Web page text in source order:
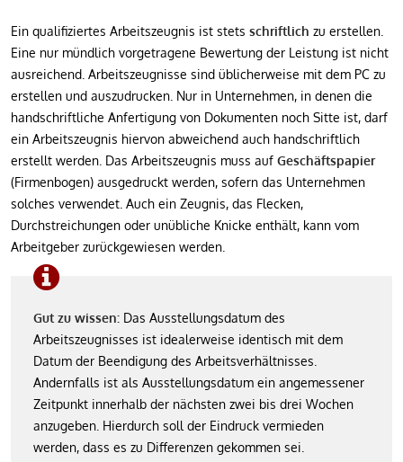
Ein qualifiziertes Arbeitszeugnis ist stets schriftlich zu erstellen.
Eine nur mündlich vorgetragene Bewertung der Leistung ist nicht
ausreichend. Arbeitszeugnisse sind üblicherweise mit dem PC zu
erstellen und auszudrucken. Nur in Unternehmen, in denen die
handschriftliche Anfertigung von Dokumenten noch Sitte ist, darf
ein Arbeitszeugnis hiervon abweichend auch handschriftlich
erstellt werden. Das Arbeitszeugnis muss auf Geschäftspapier
(Firmenbogen) ausgedruckt werden, sofern das Unternehmen
solches verwendet. Auch ein Zeugnis, das Flecken,
Durchstreichungen oder unübliche Knicke enthält, kann vom
Arbeitgeber zurückgewiesen werden.
Gut zu wissen: Das Ausstellungsdatum des
Arbeitszeugnisses ist idealerweise identisch mit dem
Datum der Beendigung des Arbeitsverhältnisses.
Andernfalls ist als Ausstellungsdatum ein angemessener
Zeitpunkt innerhalb der nächsten zwei bis drei Wochen
anzugeben. Hierdurch soll der Eindruck vermieden
werden, dass es zu Differenzen gekommen sei.